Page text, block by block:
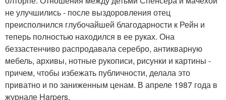
не улучшились - после выздоровления отец
преисполнился глубочайшей благодарности к Рейн и
теперь полностью находился в ее руках. Она
беззастенчиво распродавала серебро, антикварную
мебель, архивы, нотные рукописи, рисунки и картины -
причем, чтобы избежать публичности, делала это
приватно и по заниженным ценам. В апреле 1987 года в
журнале Harpers.